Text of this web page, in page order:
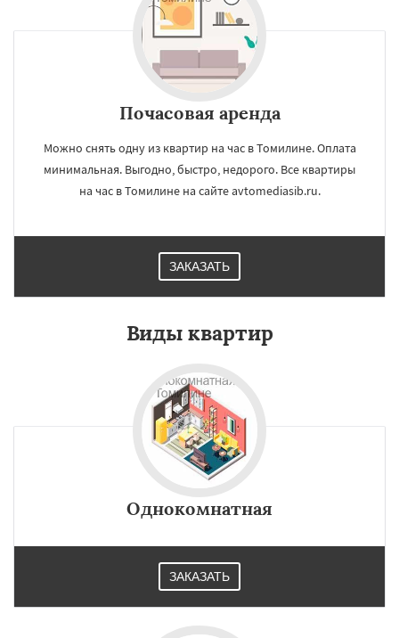
Почасовая аренда
Можно снять одну из квартир на час в Томилине. Оплата
минимальная. Выгодно, быстро, недорого. Все квартиры
на час в Томилине на сайте avtomediasib.ru.
ЗАКАЗАТЬ
Виды квартир
Однокомнатная
ЗАКАЗАТЬ